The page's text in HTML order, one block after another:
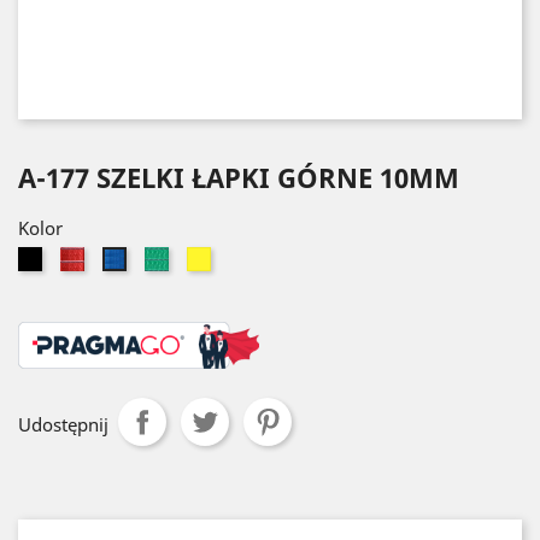
A-177 SZELKI ŁAPKI GÓRNE 10MM
Kolor
CzarnyCzerwonyNiebieskiZielony
Udostępnij